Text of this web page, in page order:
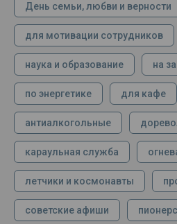
День семьи, любви и верности
для мотивации сотрудников
наука и образование на
по энергетике для кафе
антиалкогольные
караульная служба
летчики и космонавты
советские афиши